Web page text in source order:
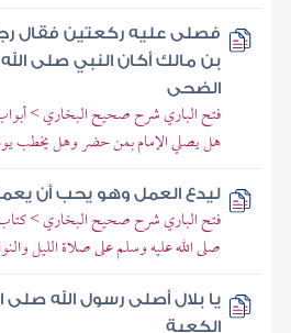
فصلى عليه ركعتين فقال
بن مالك أكان النبي صلى
الضحى
فتح الباري شرح صحيح البخاري >
هل يصلي الإمام بمن حضر وهل يخطب يوم
ليدع العمل وهو يحب أن
فتح الباري شرح صحيح البخاري >
صلى الله عليه وسلم على صلاة الليل
يا بلال أصلى رسول الله
الكعبة